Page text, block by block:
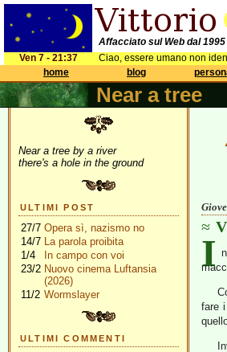
Affacciato sul Web dal 1995
Ven 7 - 21:37
Ciao, essere umano non
home
blog
Near a tree
Near a tree by a river
there's a hole in the ground
ULTIMI POST
27/7 Opera sì, nazismo no
14/7 La parola proibita
1/4
In campo con voi
23/2 Nuovo cinema Luftansia
(2026)
11/2 Wormslayer
ULTIMI COMMENTI
I
fare i